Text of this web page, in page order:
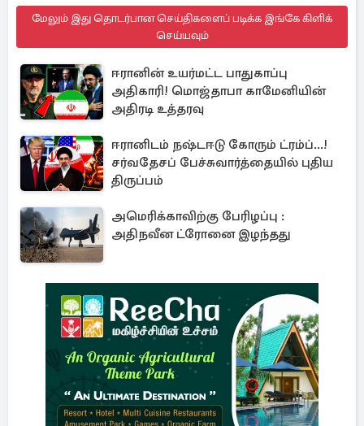
மேலும் இது தொடர்பான செய்திகளைப் படிக்க இங்கே கிளிக்
செய்யவும்
ஈரானின் உயர்மட்ட பாதுகாப்பு
அதிகாரி! மொஜ்தாபா காமேனியின்
அதிரடி உத்தரவு
ஈரானிடம் நஷ்டஈடு கோரும் ட்ரம்ப்...!
சர்வதேசப் பேச்சுவார்த்தையில் புதிய
திருப்பம்
அமெரிக்காவிற்கு பேரிழப்பு :
அதிநவீன ட்ரோனை இழந்தது